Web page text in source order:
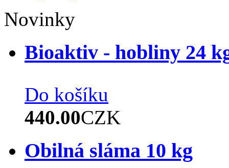
Novinky
Bioaktiv - hobliny 24
Do košíku
440.00CZK
Obilná sláma 10 kg